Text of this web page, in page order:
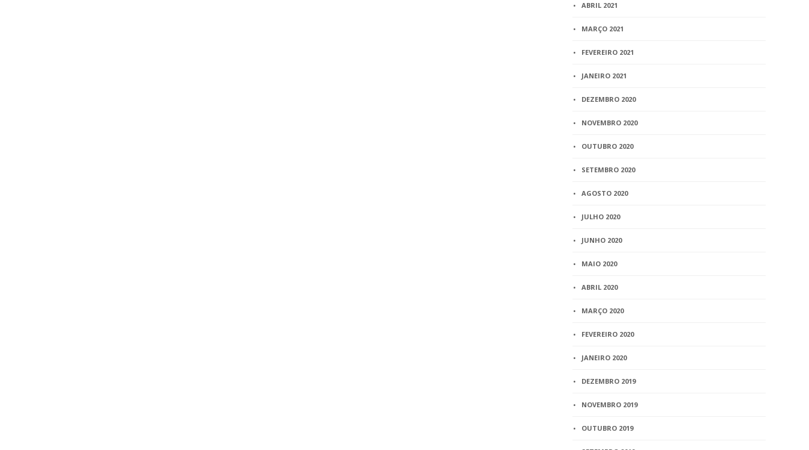
ABRIL 2021
MARÇO 2021
FEVEREIRO 2021
JANEIRO 2021
DEZEMBRO 2020
NOVEMBRO 2020
OUTUBRO 2020
SETEMBRO 2020
AGOSTO 2020
JULHO 2020
JUNHO 2020
MAIO 2020
ABRIL 2020
MARÇO 2020
FEVEREIRO 2020
JANEIRO 2020
DEZEMBRO 2019
NOVEMBRO 2019
OUTUBRO 2019